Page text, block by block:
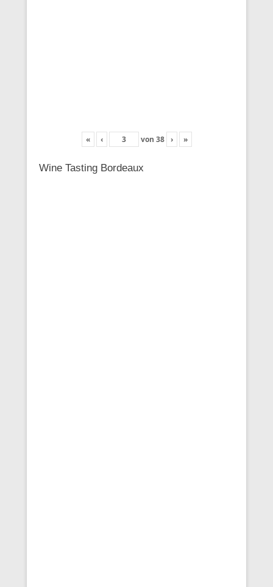
« ‹ von 38 › »
Wine Tasting Bordeaux